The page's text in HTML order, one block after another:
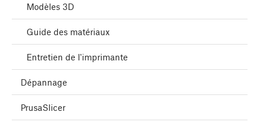
Modèles 3D
Guide des matériaux
Entretien de l'imprimante
Dépannage
PrusaSlicer